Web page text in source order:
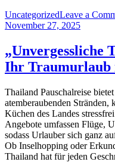
UncategorizedLeave a
November 27, 2025
„Unvergessliche
Ihr Traumurlaub
Thailand Pauschalreise
atemberaubenden
Küchen des Landes
Angebote umfassen Flüge,
sodass Urlauber sich ganz
Ob Inselhopping oder
Thailand hat für jeden